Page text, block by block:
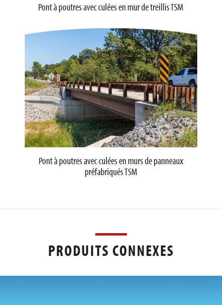
Pont à poutres avec culées en mur de treillis TSM
Pont à poutres avec culées en murs de panneaux
préfabriqués TSM
PRODUITS CONNEXES